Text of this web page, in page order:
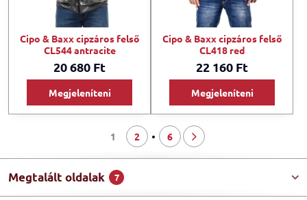
Cipo & Baxx cipzáros felső
CL544 antracite
20 680 Ft
Megjeleníteni
Cipo & Baxx cipzáros felső
CL418 red
22 160 Ft
Megjeleníteni
1 2 6
Megtalált oldalak 7